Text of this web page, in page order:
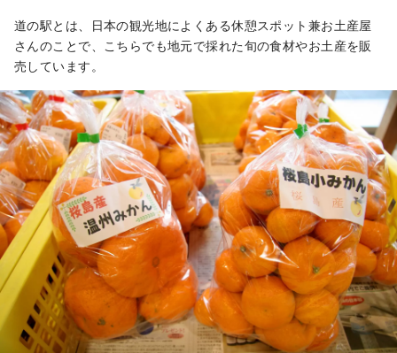
道の駅とは、日本の観光地によくある休憩スポット兼お土産屋
さんのことで、こちらでも地元で採れた旬の食材やお土産を販
売しています。